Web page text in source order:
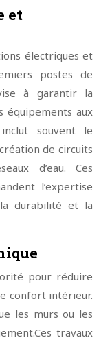
et
électriques et
postes de
à garantir la
équipements aux
inclut souvent le
de circuits
d’eau. Ces
l’expertise
la durabilité et la
pour réduire
confort intérieur.
les murs ou les
Ces travaux